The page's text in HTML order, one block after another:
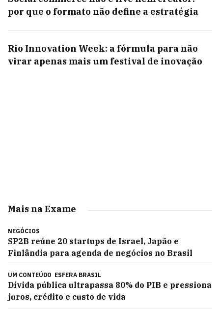
por que o formato não define a estratégia
Rio Innovation Week: a fórmula para não
virar apenas mais um festival de inovação
Mais na Exame
NEGÓCIOS
SP2B reúne 20 startups de Israel, Japão e
Finlândia para agenda de negócios no Brasil
UM CONTEÚDO ESFERA BRASIL
Dívida pública ultrapassa 80% do PIB e pressiona
juros, crédito e custo de vida